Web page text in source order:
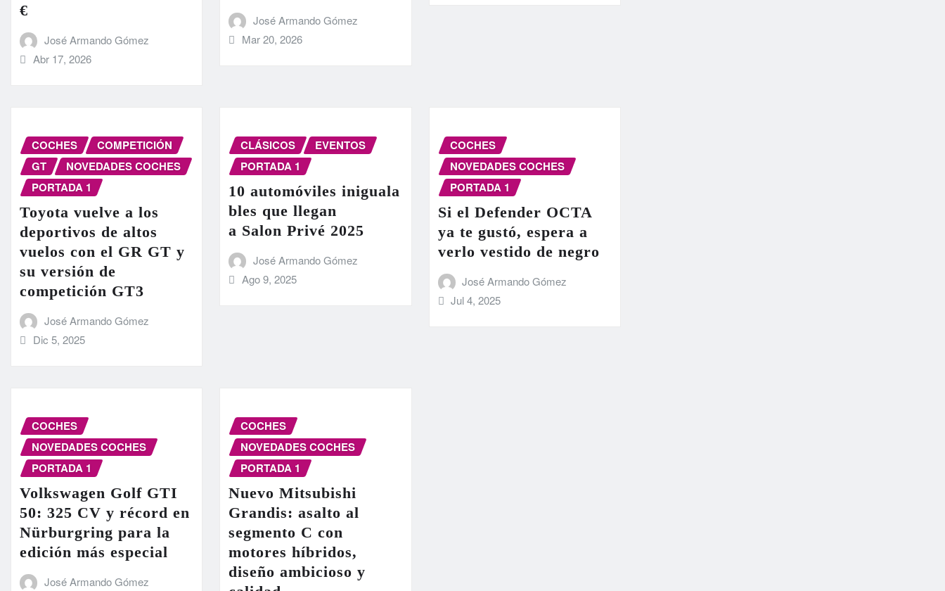
€
José Armando Gómez
Abr 17, 2026
José Armando Gómez
Mar 20, 2026
COCHES
COMPETICIÓN
GT
NOVEDADES COCHES
PORTADA 1
Toyota vuelve a los
deportivos de altos
vuelos con el GR GT y
su versión de
competición GT3
José Armando Gómez
Dic 5, 2025
CLÁSICOS
EVENTOS
PORTADA 1
10 automóviles iniguala
bles que llegan
a Salon Privé 2025
José Armando Gómez
Ago 9, 2025
COCHES
NOVEDADES COCHES
PORTADA 1
Si el Defender OCTA
ya te gustó, espera a
verlo vestido de negro
José Armando Gómez
Jul 4, 2025
COCHES
NOVEDADES COCHES
PORTADA 1
Volkswagen Golf GTI
50: 325 CV y récord en
Nürburgring para la
edición más especial
José Armando Gómez
COCHES
NOVEDADES COCHES
PORTADA 1
Nuevo Mitsubishi
Grandis: asalto al
segmento C con
motores híbridos,
diseño ambicioso y